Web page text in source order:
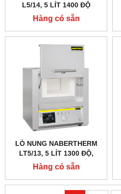
L5/14, 5 LÍT 1400 ĐỘ
Hàng có sẵn
LÒ NUNG NABERTHERM
LT5/13, 5 LÍT 1300 ĐỘ,
CỬA LẬT LÊN
Hàng có sẵn